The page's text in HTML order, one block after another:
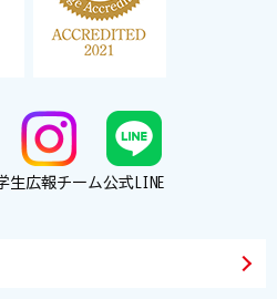
生広報チーム公式LINE